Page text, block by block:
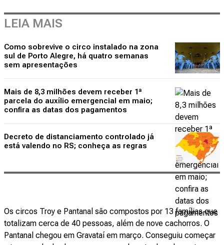
LEIA MAIS
Como sobrevive o circo instalado na zona
sul de Porto Alegre, há quatro semanas
sem apresentações
Mais de 8,3 milhões devem receber 1ª
parcela do auxílio emergencial em maio;
confira as datas dos pagamentos
Decreto de distanciamento controlado já
está valendo no RS; conheça as regras
Os circos Troy e Pantanal são compostos por 13 famílias que
totalizam cerca de 40 pessoas, além de nove cachorros. O
Pantanal chegou em Gravataí em março. Conseguiu começar